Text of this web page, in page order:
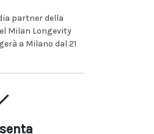
partner della
Milan Longevity
a Milano dal 21